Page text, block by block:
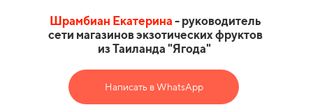
Шрамбиан Екатерина - руководитель
сети магазинов экзотических фруктов
из Таиланда "Ягода"
Написать в WhatsApp